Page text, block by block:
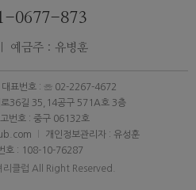
0677-873
예금주 : 유병훈
대표번호 : ☏ 02-2267-4672
로36길 35,14공구 571A호 3층
번호 : 중구 06132호
개인정보관리자 : 유성훈
호 : 108-10-76287
클럽 All Right Reserved.